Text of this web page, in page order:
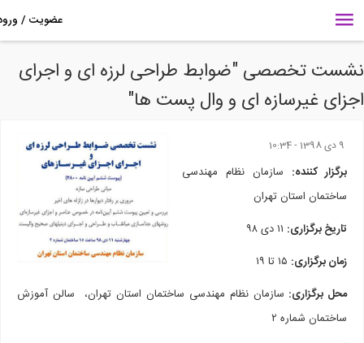
تخصصی "ضوابط طراحی لرزه‌ ای و اجرای
غیرسازه‌ ای و وال پست ها"
برگزار کننده:سازمان نظام مهندسی
ساختمان استان تهران
تاریخ برگزاری:۱۱ دی ۹۸
زمان برگزاری:‌۱۵ تا ۱۹
محل برگزاری:سازمان نظام مهندسی ساختمان استان تهران، سالن آموزش
ساختمان شماره ۲